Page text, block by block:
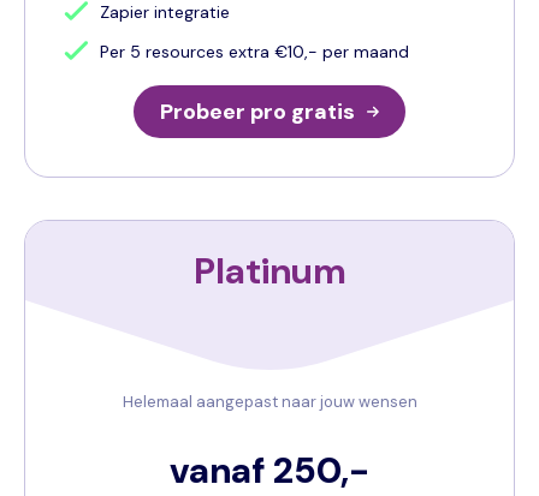
Zapier integratie
Per 5 resources extra €10,- per maand
Probeer pro gratis
Platinum
Helemaal aangepast naar jouw wensen
vanaf 250,-